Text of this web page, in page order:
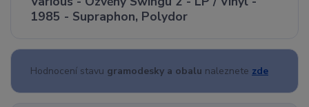
1985 - Supraphon, Polydor
Hodnocení stavu gramodesky a obalu naleznete zde